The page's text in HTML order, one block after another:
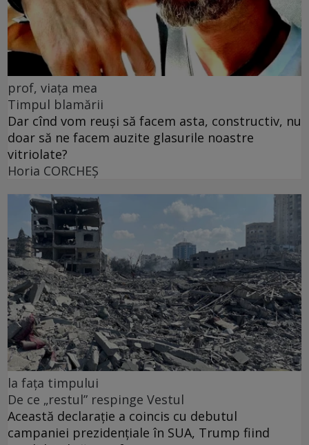
prof, viața mea
Timpul blamării
Dar cînd vom reuși să facem asta, constructiv, nu
doar să ne facem auzite glasurile noastre
vitriolate?
Horia CORCHEŞ
la fața timpului
De ce „restul” respinge Vestul
Această declarație a coincis cu debutul
campaniei prezidențiale în SUA, Trump fiind